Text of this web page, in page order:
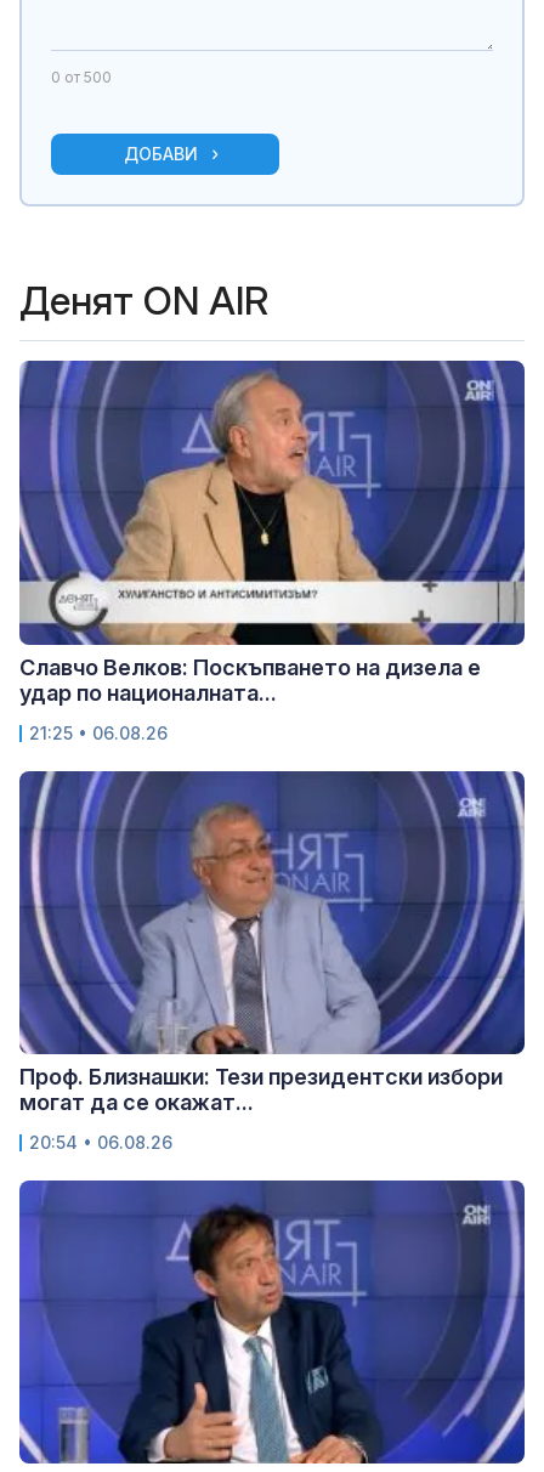
0 от 500
ДОБАВИ
Денят ON AIR
Славчо Велков: Поскъпването на дизела е
удар по националната...
21:25 • 06.08.26
Проф. Близнашки: Тези президентски избори
могат да се окажат...
20:54 • 06.08.26